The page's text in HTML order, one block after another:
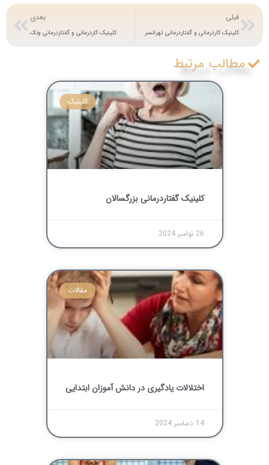
قبلی
کلینیک کاردرمانی و گفتاردرمانی تهرانسر
بعدی
کلینیک کاردرمانی و گفتاردرمانی ونک
مطالب مرتبط
کلینیک
کلینیک گفتاردرمانی بزرگسالان
26 نوامبر 2024
مقالات
اختلالات یادگیری در دانش‌ آموزان ابتدایی
14 دسامبر 2024